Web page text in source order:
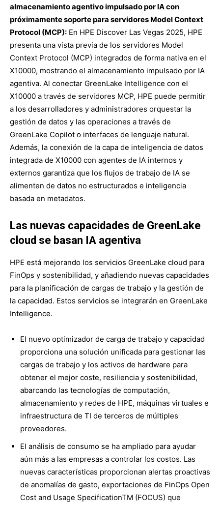
almacenamiento agentivo impulsado por IA con
próximamente soporte para servidores Model Context
Protocol (MCP): En HPE Discover Las Vegas 2025, HPE
presenta una vista previa de los servidores Model
Context Protocol (MCP) integrados de forma nativa en el
X10000, mostrando el almacenamiento impulsado por IA
agentiva. Al conectar GreenLake Intelligence con el
X10000 a través de servidores MCP, HPE puede permitir
a los desarrolladores y administradores orquestar la
gestión de datos y las operaciones a través de
GreenLake Copilot o interfaces de lenguaje natural.
Además, la conexión de la capa de inteligencia de datos
integrada de X10000 con agentes de IA internos y
externos garantiza que los flujos de trabajo de IA se
alimenten de datos no estructurados e inteligencia
basada en metadatos.
Las nuevas capacidades de GreenLake
cloud se basan IA agentiva
HPE está mejorando los servicios GreenLake cloud para
FinOps y sostenibilidad, y añadiendo nuevas capacidades
para la planificación de cargas de trabajo y la gestión de
la capacidad. Estos servicios se integrarán en GreenLake
Intelligence.
El nuevo optimizador de carga de trabajo y capacidad
proporciona una solución unificada para gestionar las
cargas de trabajo y los activos de hardware para
obtener el mejor coste, resiliencia y sostenibilidad,
abarcando las tecnologías de computación,
almacenamiento y redes de HPE, máquinas virtuales e
infraestructura de TI de terceros de múltiples
proveedores.
El análisis de consumo se ha ampliado para ayudar
aún más a las empresas a controlar los costos. Las
nuevas características proporcionan alertas proactivas
de anomalías de gasto, exportaciones de FinOps Open
Cost and Usage SpecificationTM (FOCUS) que